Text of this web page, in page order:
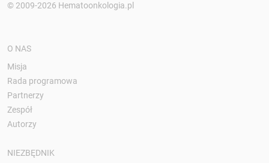
© 2009-2026 Hematoonkologia.pl
O NAS
Misja
Rada programowa
Partnerzy
Zespół
Autorzy
NIEZBĘDNIK